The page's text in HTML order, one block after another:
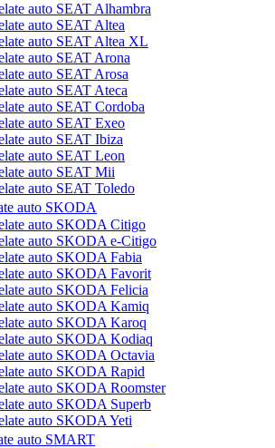
auto SEAT Alhambra
auto SEAT Altea
auto SEAT Altea XL
auto SEAT Arona
auto SEAT Arosa
auto SEAT Ateca
auto SEAT Cordoba
auto SEAT Exeo
auto SEAT Ibiza
auto SEAT Leon
auto SEAT Mii
auto SEAT Toledo
auto SKODA
auto SKODA Citigo
auto SKODA e-Citigo
auto SKODA Fabia
auto SKODA Favorit
auto SKODA Felicia
auto SKODA Kamiq
auto SKODA Karoq
auto SKODA Kodiaq
auto SKODA Octavia
auto SKODA Rapid
auto SKODA Roomster
auto SKODA Superb
auto SKODA Yeti
auto SMART